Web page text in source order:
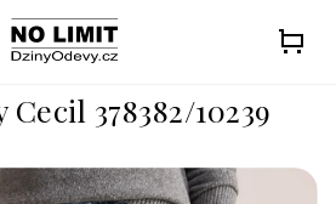
378382/10239